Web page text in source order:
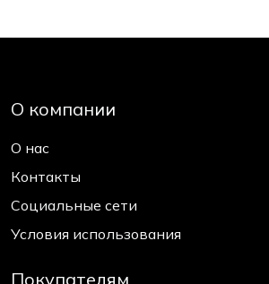
О компании
О нас
Контакты
Социальные сети
Условия использования
Покупателям